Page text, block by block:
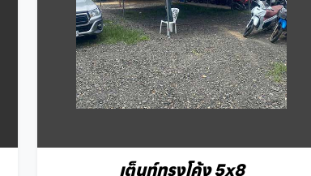
เต็นท์ทรงโค้ง 5x8